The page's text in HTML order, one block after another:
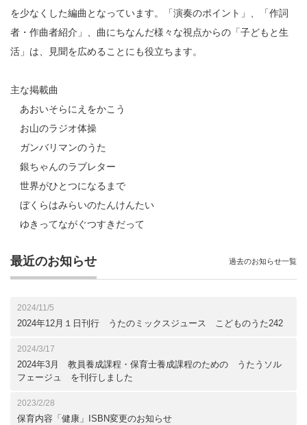
を少なくした編曲となっています。「演奏のポイント」、「作詞
者・作曲者紹介」、曲にちなんだ様々な視点からの「子どもと生
活」は、見聞を広めることにも役立ちます。
主な掲載曲
あおいそらにえをかこう
お山のラジオ体操
ガンバリマンのうた
銀ちゃんのラブレター
世界がひとつになるまで
ぼくらはみらいのたんけんたい
ゆきってながぐつすきだって
最近のお知らせ
2024/11/5
2024年12月１日刊行 うたのミックスジュース こどものうた242
2024/3/17
2024年3月 教員養成課程・保育士養成課程のための うたうソル
フェージュ を刊行しました
2023/2/28
保育内容「健康」ISBN変更のお知らせ
過去のお知らせ一覧